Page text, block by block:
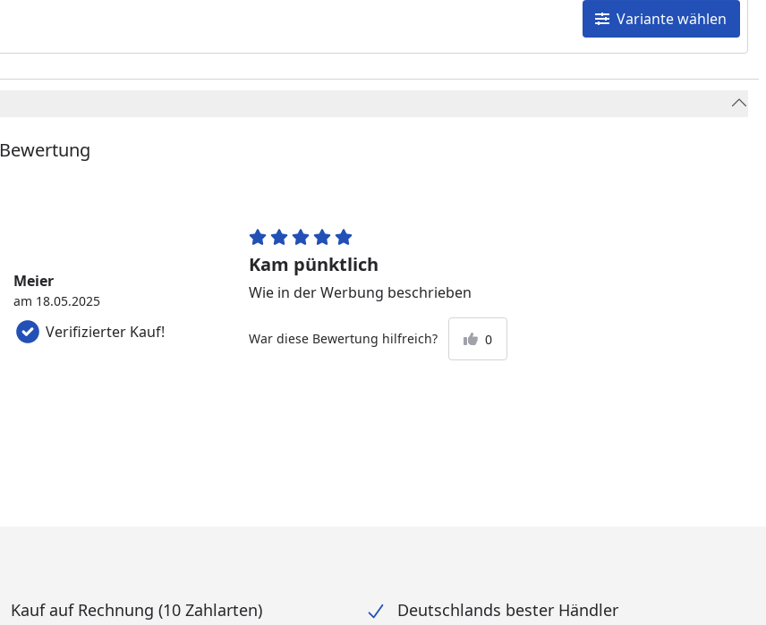
Variante wählen
Bewertung
Verifizierter Kauf!
Meier
am 18.05.2025
Kam pünktlich
Wie in der Werbung beschrieben
War diese Bewertung hilfreich? 0
Kauf auf Rechnung (10 Zahlarten) Deutschlands bester Händler